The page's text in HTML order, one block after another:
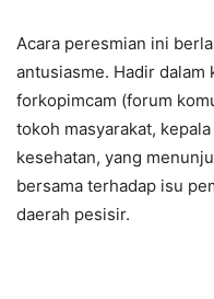
Acara peresmian ini
antusiasme. Hadir
forkopimcam (forum
tokoh masyarakat,
kesehatan, yang
bersama terhadap isu
daerah pesisir.